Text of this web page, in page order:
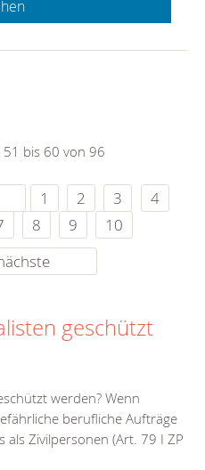
51 bis 60 von 96
1 2 3
4
8 9
10
geschützt
werden? Wenn
berufliche Aufträge
als Zivilpersonen (Art. 79 I ZP